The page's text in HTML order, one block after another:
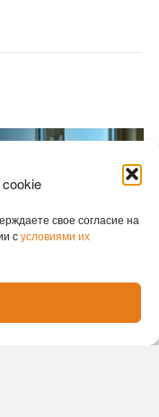
свое согласие на
сусловиями их